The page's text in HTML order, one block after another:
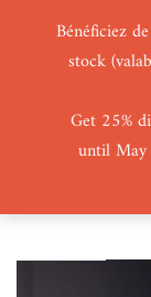
Bénéficiez
stock
Get 25%
until